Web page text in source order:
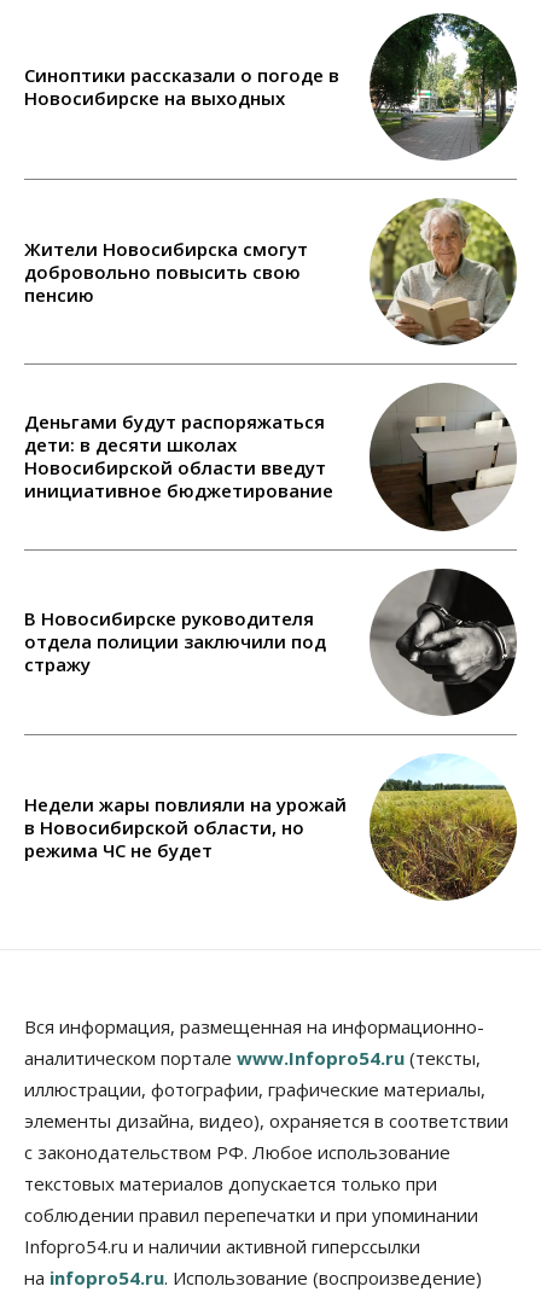
Синоптики рассказали о погоде в
Новосибирске на выходных
Жители Новосибирска смогут
добровольно повысить свою
пенсию
Деньгами будут распоряжаться
дети: в десяти школах
Новосибирской области введут
инициативное бюджетирование
В Новосибирске руководителя
отдела полиции заключили под
стражу
Недели жары повлияли на урожай
в Новосибирской области, но
режима ЧС не будет
Вся информация, размещенная на информационно-
аналитическом портале www.Infopro54.ru (тексты,
иллюстрации, фотографии, графические материалы,
элементы дизайна, видео), охраняется в соответствии
с законодательством РФ. Любое использование
текстовых материалов допускается только при
соблюдении правил перепечатки и при упоминании
Infopro54.ru и наличии активной гиперссылки
на infopro54.ru. Использование (воспроизведение)